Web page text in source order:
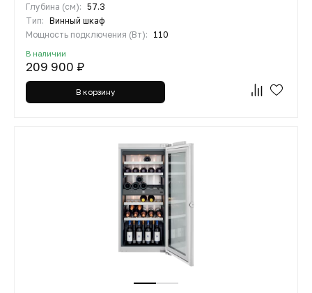
Глубина (см): 57.3
Тип: Винный шкаф
Мощность подключения (Вт):
110
В наличии
209 900 ₽
В корзину